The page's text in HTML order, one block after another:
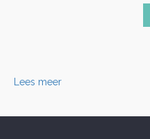
Lees meer